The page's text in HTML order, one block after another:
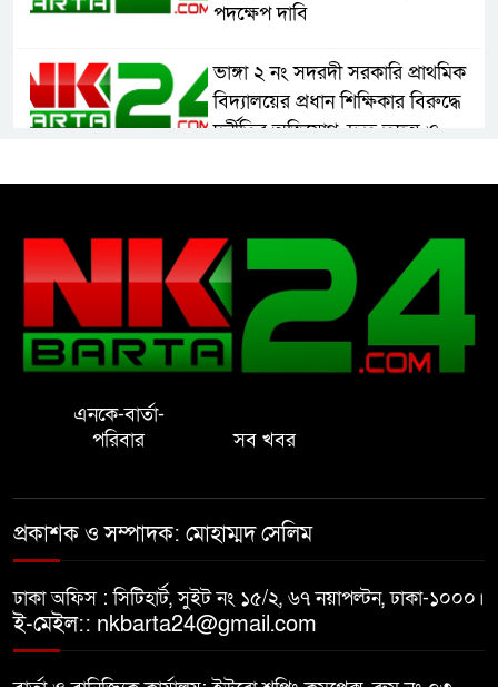
পদক্ষেপ দাবি
ভাঙ্গা ২ নং সদরদী সরকারি প্রাথমিক
বিদ্যালয়ের প্রধান শিক্ষিকার বিরুদ্ধে
দুর্নীতির অভিযোগ, দ্রুত তদন্ত ও
সেলিম
নোয়াখালীতে ইসলামী মহা-সমাবেশ
সফল করতে মতবিনিময় সভা
হাতে ধর্ষণের শিকার স্কুলছাত্রী
গভীর রাতে চাচীর ঘরে ভাতিজা,
পুরুষাঙ্গ কেটে উধাও চাচী
নোয়াখালীতে র‌্যাবের অভিযান: ২
চাঞ্চল্যকর হত্যা মামলার আসামিসহ
গ্রেপ্তার ৪
এনকে-বার্তা-
পরিবার
সব খবর
প্রকাশক ও সম্পাদক: মোহাম্মদ সেলিম
ঢাকা অফিস : সিটিহার্ট, সুইট নং ১৫/২, ৬৭ নয়াপল্টন, ঢাকা-১০০০।
ই-মেইল:: nkbarta24@gmail.com